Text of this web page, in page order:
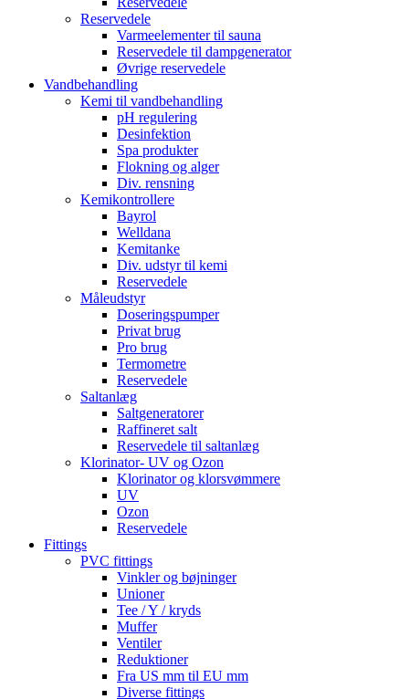
Reservedele
Varmeelementer til sauna
Reservedele til dampgenerator
Øvrige reservedele
Vandbehandling
Kemi til vandbehandling
pH regulering
Desinfektion
Spa produkter
Flokning og alger
Div. rensning
Kemikontrollere
Bayrol
Welldana
Kemitanke
Div. udstyr til kemi
Reservedele
Måleudstyr
Doseringspumper
Privat brug
Pro brug
Termometre
Reservedele
Saltanlæg
Saltgeneratorer
Raffineret salt
Reservedele til saltanlæg
Klorinator- UV og Ozon
Klorinator og klorsvømmere
UV
Ozon
Reservedele
Fittings
PVC fittings
Vinkler og bøjninger
Unioner
Tee / Y / kryds
Muffer
Ventiler
Reduktioner
Fra US mm til EU mm
Diverse fittings